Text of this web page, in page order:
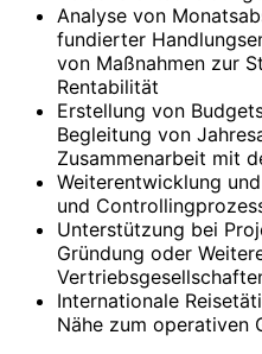
Analyse von
fundierter
von Maßnahmen zur
Rentabilität
Erstellung von
Begleitung von
Zusammenarbeit mit
Weiterentwicklung
und
Unterstützung bei
Gründung oder
Internationale
Nähe zum operativen